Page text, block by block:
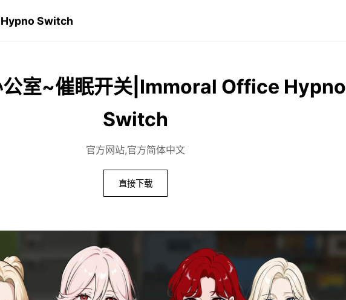
Switch
公室~催眠开关|Immoral Office Hypno
Switch
官方网站,官方简体中文
直接下载